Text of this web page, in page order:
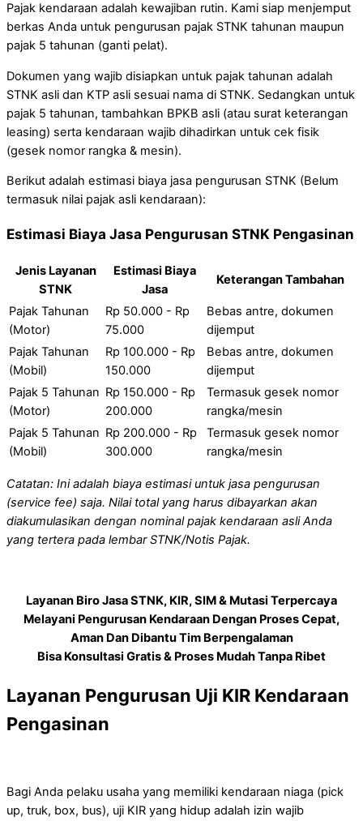
Pajak kendaraan adalah kewajiban rutin. Kami siap menjemput
berkas Anda untuk pengurusan pajak STNK tahunan maupun
pajak 5 tahunan (ganti pelat).
Dokumen yang wajib disiapkan untuk pajak tahunan adalah
STNK asli dan KTP asli sesuai nama di STNK. Sedangkan untuk
pajak 5 tahunan, tambahkan BPKB asli (atau surat keterangan
leasing) serta kendaraan wajib dihadirkan untuk cek fisik
(gesek nomor rangka & mesin).
Berikut adalah estimasi biaya jasa pengurusan STNK (Belum
termasuk nilai pajak asli kendaraan):
Estimasi Biaya Jasa Pengurusan STNK Pengasinan
Jenis Layanan
STNK
Estimasi Biaya
Jasa
Keterangan Tambahan
Pajak Tahunan
(Motor)
Rp 50.000 - Rp
75.000
Bebas antre, dokumen
dijemput
Pajak Tahunan
(Mobil)
Rp 100.000 - Rp
150.000
Bebas antre, dokumen
dijemput
Pajak 5 Tahunan
(Motor)
Rp 150.000 - Rp
200.000
Termasuk gesek nomor
rangka/mesin
Pajak 5 Tahunan
(Mobil)
Rp 200.000 - Rp
300.000
Termasuk gesek nomor
rangka/mesin
Catatan: Ini adalah biaya estimasi untuk jasa pengurusan
(service fee) saja. Nilai total yang harus dibayarkan akan
diakumulasikan dengan nominal pajak kendaraan asli Anda
yang tertera pada lembar STNK/Notis Pajak.
Layanan Biro Jasa STNK, KIR, SIM & Mutasi Terpercaya
Melayani Pengurusan Kendaraan Dengan Proses Cepat,
Aman Dan Dibantu Tim Berpengalaman
Bisa Konsultasi Gratis & Proses Mudah Tanpa Ribet
Layanan Pengurusan Uji KIR Kendaraan
Pengasinan
Bagi Anda pelaku usaha yang memiliki kendaraan niaga (pick
up, truk, box, bus), uji KIR yang hidup adalah izin wajib